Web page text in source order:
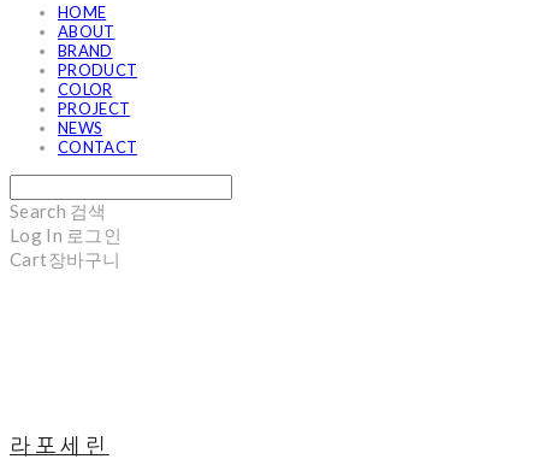
HOME
ABOUT
BRAND
PRODUCT
COLOR
PROJECT
NEWS
CONTACT
Search 검색
Log In 로그인
Cart장바구니
라포세린